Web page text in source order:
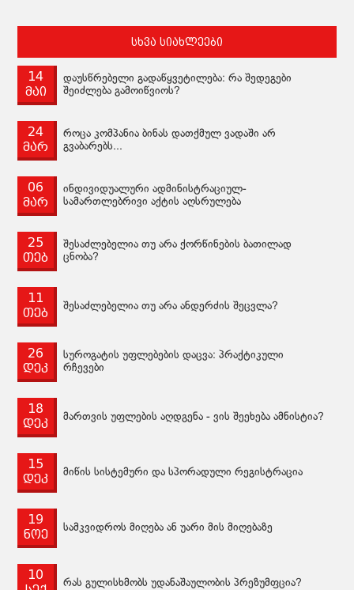
სხვა სიახლეები
14
მაი
დაუსწრებელი გადაწყვეტილება: რა შედეგები
შეიძლება გამოიწვიოს?
24
მარ
როცა კომპანია ბინას დათქმულ ვადაში არ
გვაბარებს...
06
მარ
ინდივიდუალური ადმინისტრაციულ-
სამართლებრივი აქტის აღსრულება
25
თებ
შესაძლებელია თუ არა ქორწინების ბათილად
ცნობა?
11
თებ
შესაძლებელია თუ არა ანდერძის შეცვლა?
26
დეკ
სუროგატის უფლებების დაცვა: პრაქტიკული
რჩევები
18
დეკ
მართვის უფლების აღდგენა - ვის შეეხება ამნისტია?
15
დეკ
მიწის სისტემური და სპორადული რეგისტრაცია
19
ნოე
სამკვიდროს მიღება ან უარი მის მიღებაზე
10
რას გულისხმობს უდანაშაულობის პრეზუმფცია?